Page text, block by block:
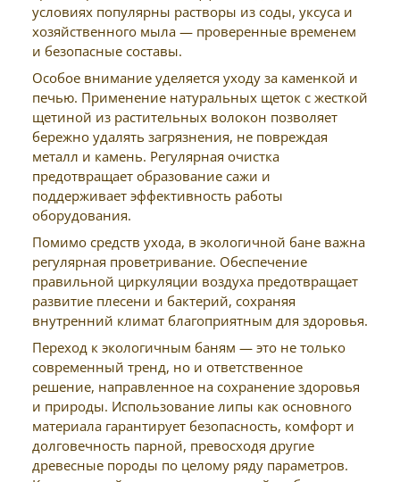
условиях популярны растворы из соды, уксуса и
хозяйственного мыла — проверенные временем
и безопасные составы.
Особое внимание уделяется уходу за каменкой и
печью. Применение натуральных щеток с жесткой
щетиной из растительных волокон позволяет
бережно удалять загрязнения, не повреждая
металл и камень. Регулярная очистка
предотвращает образование сажи и
поддерживает эффективность работы
оборудования.
Помимо средств ухода, в экологичной бане важна
регулярная проветривание. Обеспечение
правильной циркуляции воздуха предотвращает
развитие плесени и бактерий, сохраняя
внутренний климат благоприятным для здоровья.
Переход к экологичным баням — это не только
современный тренд, но и ответственное
решение, направленное на сохранение здоровья
и природы. Использование липы как основного
материала гарантирует безопасность, комфорт и
долговечность парной, превосходя другие
древесные породы по целому ряду параметров.